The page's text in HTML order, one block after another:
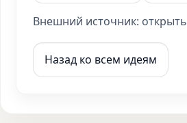
Внешний источник: открыть
Назад ко всем идеям